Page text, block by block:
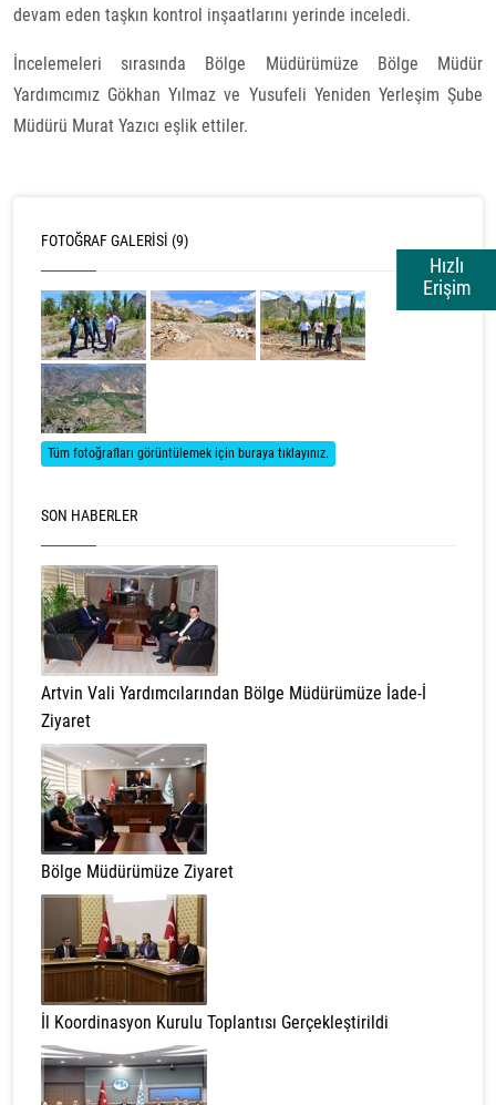
Hızlı
Erişim
devam eden taşkın kontrol inşaatlarını yerinde inceledi.
İncelemeleri sırasında Bölge Müdürümüze Bölge Müdür
Yardımcımız Gökhan Yılmaz ve Yusufeli Yeniden Yerleşim Şube
Müdürü Murat Yazıcı eşlik ettiler.
FOTOĞRAF GALERISI (9)
Tüm fotoğrafları görüntülemek için buraya tıklayınız.
SON HABERLER
Artvin Vali Yardımcılarından Bölge Müdürümüze İade-İ
Ziyaret
Bölge Müdürümüze Ziyaret
İl Koordinasyon Kurulu Toplantısı Gerçekleştirildi